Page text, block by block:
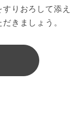
りおろして添え
きましょう。